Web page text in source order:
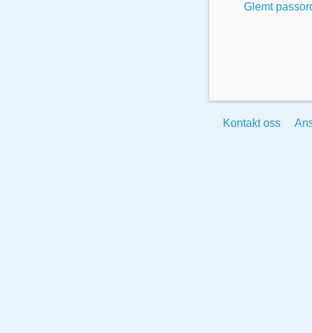
Glemt
Kontakt oss